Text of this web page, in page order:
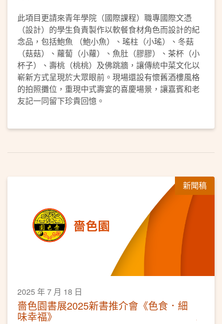
此項目更請來青年學院（國際課程）職專國際文憑
（設計）的學生負責製作以軟餐食材角色而設計的紀
念品，包括鮑魚 （鮑小魚）、瑤柱（小瑤）、冬菇
（菇菇）、蘿蔔（小蘿）、魚肚（膠膠）、茶杯（小
杯子）、壽桃（桃桃）及佛跳牆，讓傳統中菜文化以
嶄新方式呈現於大眾眼前。現場還設有懷舊酒樓風格
的拍照攤位，重現中式壽宴的喜慶場景，讓嘉賓和老
友記一同留下珍貴回憶。
新聞稿
2025 年 7 月 18 日
嗇色園書展2025新書推介會《色食．細
味幸福》